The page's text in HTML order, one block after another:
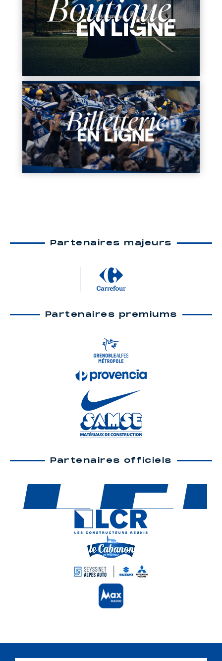
Partenaires majeurs
Partenaires premiums
Partenaires officiels